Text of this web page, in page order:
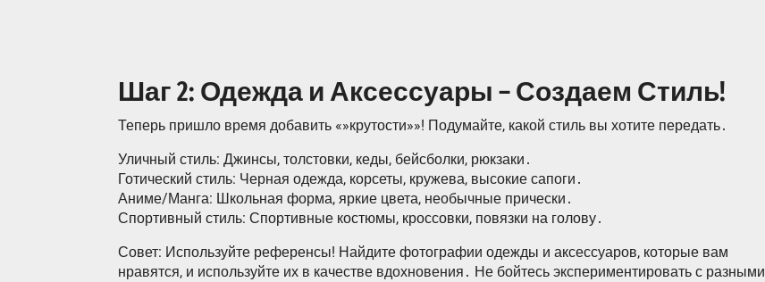
Шаг 2: Одежда и Аксессуары – Создаем Стиль!
Теперь пришло время добавить «»крутости»»! Подумайте, какой стиль вы хотите передать․
Уличный стиль: Джинсы, толстовки, кеды, бейсболки, рюкзаки․
Готический стиль: Черная одежда, корсеты, кружева, высокие сапоги․
Аниме/Манга: Школьная форма, яркие цвета, необычные прически․
Спортивный стиль: Спортивные костюмы, кроссовки, повязки на голову․
Совет: Используйте референсы! Найдите фотографии одежды и аксессуаров, которые вам
нравятся, и используйте их в качестве вдохновения․ Не бойтесь экспериментировать с разными